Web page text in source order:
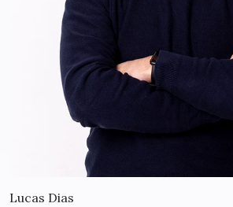
Lucas Dias